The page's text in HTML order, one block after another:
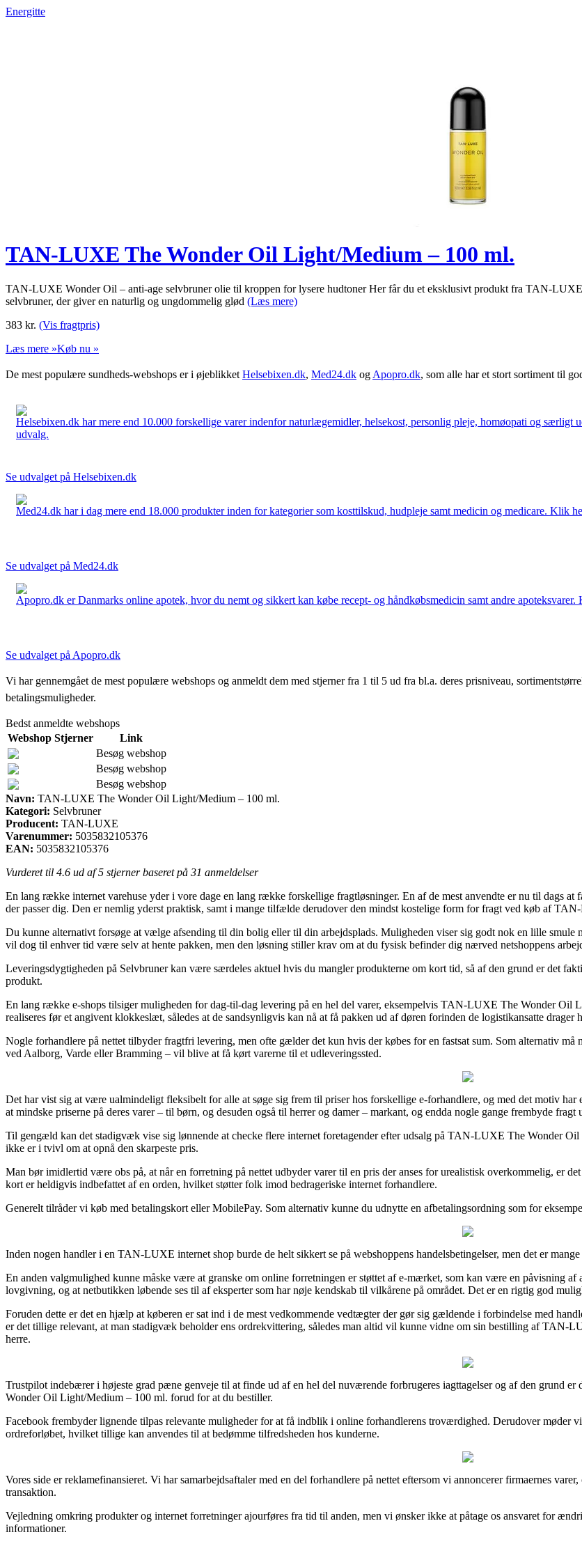
Energitte
TAN-LUXE The Wonder Oil Light/Medium – 100 ml.
TAN-LUXE Wonder Oil – anti-age selvbruner olie til kroppen for lysere hudtoner Her får du et eksklusivt produkt fra TAN-
selvbruner, der giver en naturlig og ungdommelig glød (Læs mere)
383 kr. (Vis fragtpris)
Læs mere »Køb nu »
De mest populære sundheds-webshops er i øjeblikket Helsebixen.dk, Med24.dk og Apopro.dk, som alle har et stort sortiment til
Helsebixen.dk har mere end 10.000 forskellige varer indenfor naturlægemidler, helsekost, personlig pleje, homøopati og særligt
udvalg.
Se udvalget på Helsebixen.dk
Med24.dk har i dag mere end 18.000 produkter inden for kategorier som kosttilskud, hudpleje samt medicin og medicare. Klik
Se udvalget på Med24.dk
Apopro.dk er Danmarks online apotek, hvor du nemt og sikkert kan købe recept- og håndkøbsmedicin samt andre apoteksvarer.
Se udvalget på Apopro.dk
Vi har gennemgået de mest populære webshops og anmeldt dem med stjerner fra 1 til 5 ud fra bl.a. deres prisniveau,
betalingsmuligheder.
Bedst anmeldte webshops
Webshop Stjerner
Link
Besøg webshop
Besøg webshop
Besøg webshop
Navn: TAN-LUXE The Wonder Oil Light/Medium – 100 ml.
Kategori: Selvbruner
Producent: TAN-LUXE
Varenummer: 5035832105376
EAN: 5035832105376
Vurderet til 4.6 ud af 5 stjerner baseret på 31 anmeldelser
En lang række internet varehuse yder i vore dage en lang række forskellige fragtløsninger. En af de mest anvendte er nu til dags
der passer dig. Den er nemlig yderst praktisk, samt i mange tilfælde derudover den mindst kostelige form for fragt ved køb af
Du kunne alternativt forsøge at vælge afsending til din bolig eller til din arbejdsplads. Muligheden viser sig godt nok en lille
vil dog til enhver tid være selv at hente pakken, men den løsning stiller krav om at du fysisk befinder dig nærved netshoppens
Leveringsdygtigheden på Selvbruner kan være særdeles aktuel hvis du mangler produkterne om kort tid, så af den grund er det
produkt.
En lang række e-shops tilsiger muligheden for dag-til-dag levering på en hel del varer, eksempelvis TAN-LUXE The Wonder Oil
realiseres før et angivent klokkeslæt, således at de sandsynligvis kan nå at få pakken ud af døren forinden de logistikansatte drager
Nogle forhandlere på nettet tilbyder fragtfri levering, men ofte gælder det kun hvis der købes for en fastsat sum. Som alternativ
ved Aalborg, Varde eller Bramming – vil blive at få kørt varerne til et udleveringssted.
Det har vist sig at være ualmindeligt fleksibelt for alle at søge sig frem til priser hos forskellige e-forhandlere, og med det motiv
at mindske priserne på deres varer – til børn, og desuden også til herrer og damer – markant, og endda nogle gange frembyde fragt
Til gengæld kan det stadigvæk vise sig lønnende at checke flere internet foretagender efter udsalg på TAN-LUXE The Wonder
ikke er i tvivl om at opnå den skarpeste pris.
Man bør imidlertid være obs på, at når en forretning på nettet udbyder varer til en pris der anses for urealistisk overkommelig, er
kort er heldigvis indbefattet af en orden, hvilket støtter folk imod bedrageriske internet forhandlere.
Generelt tilråder vi køb med betalingskort eller MobilePay. Som alternativ kunne du udnytte en afbetalingsordning som for
Inden nogen handler i en TAN-LUXE internet shop burde de helt sikkert se på webshoppens handelsbetingelser, men det er
En anden valgmulighed kunne måske være at granske om online forretningen er støttet af e-mærket, som kan være en påvisning af
lovgivning, og at netbutikken løbende ses til af eksperter som har nøje kendskab til vilkårene på området. Det er en rigtig god
Foruden dette er det en hjælp at køberen er sat ind i de mest vedkommende vedtægter der gør sig gældende i forbindelse med
er det tillige relevant, at man stadigvæk beholder ens ordrekvittering, således man altid vil kunne vidne om sin bestilling af
herre.
Trustpilot indebærer i højeste grad pæne genveje til at finde ud af en hel del nuværende forbrugeres iagttagelser og af den grund
Wonder Oil Light/Medium – 100 ml. forud for at du bestiller.
Facebook frembyder lignende tilpas relevante muligheder for at få indblik i online forhandlerens troværdighed. Derudover møder
ordreforløbet, hvilket tillige kan anvendes til at bedømme tilfredsheden hos kunderne.
Vores side er reklamefinansieret. Vi har samarbejdsaftaler med en del forhandlere på nettet eftersom vi annoncerer firmaernes
transaktion.
Vejledning omkring produkter og internet forretninger ajourføres fra tid til anden, men vi ønsker ikke at påtage os ansvaret for
informationer.